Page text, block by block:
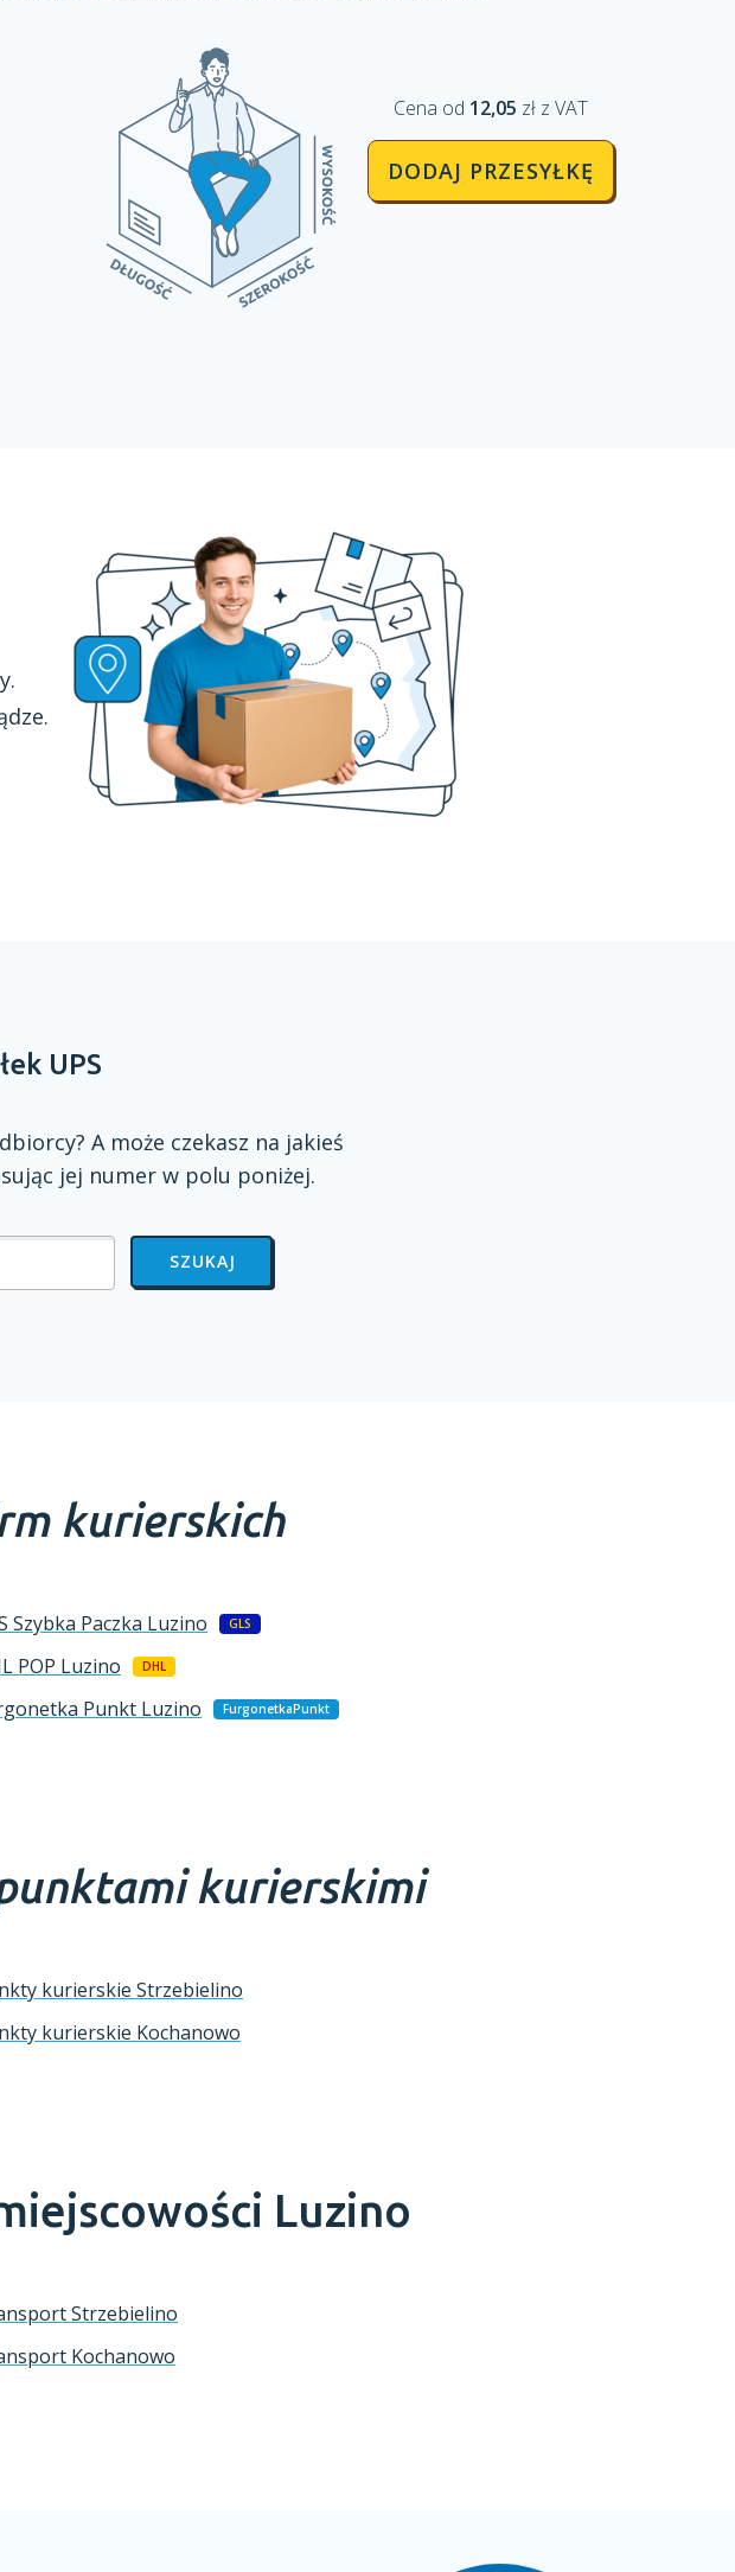
Cena od 12,05 zł z VAT
DODAJ PRZESYŁKĘ
UPS
A może czekasz na jakieś
jej numer w polu poniżej.
SZUKAJ
kurierskich
Szybka Paczka Luzino GLS
POP Luzino DHL
Punkt Luzino FurgonetkaPunkt
kurierskimi
kurierskie Strzebielino
kurierskie Kochanowo
Luzino
Strzebielino
Kochanowo